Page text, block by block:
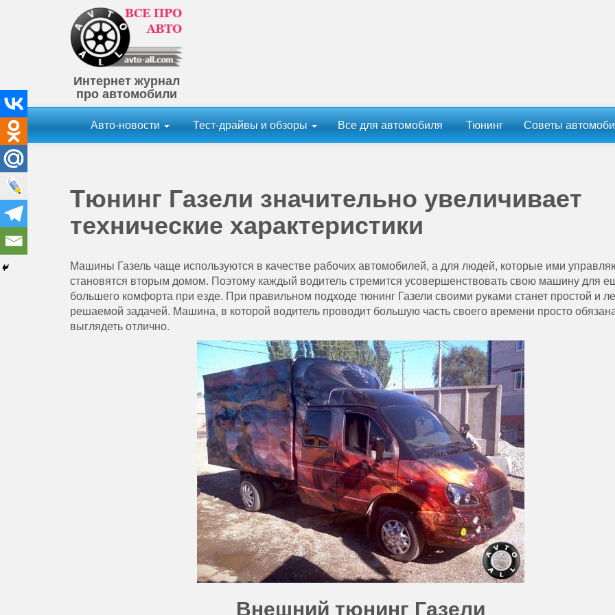
Интернет журнал
про автомобили
Авто-новости Тест-драйвы и обзоры Все для автомобиля Тюнинг Советы
Тюнинг Газели значительно увеличивает
технические характеристики
Машины Газель чаще используются в качестве рабочих автомобилей, а для людей, которые ими
становятся вторым домом. Поэтому каждый водитель стремится усовершенствовать свою машину для
большего комфорта при езде. При правильном подходе тюнинг Газели своими руками станет простой и
решаемой задачей. Машина, в которой водитель проводит большую часть своего времени просто
выглядеть отлично.
Внешний тюнинг Газели